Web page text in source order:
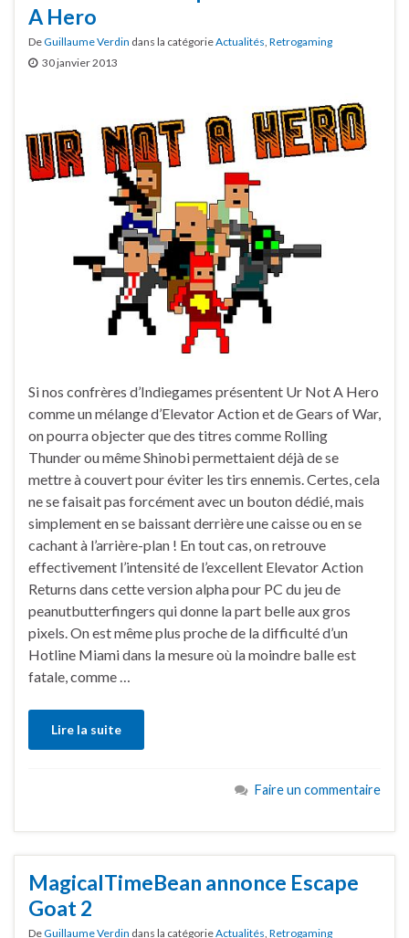
A Hero
DeGuillaume Verdin dans la catégorieActualités, Retrogaming
30 janvier 2013
Si nos confrères d’Indiegames présentent Ur Not A Hero
comme un mélange d’Elevator Action et de Gears of War,
on pourra objecter que des titres comme Rolling
Thunder ou même Shinobi permettaient déjà de se
mettre à couvert pour éviter les tirs ennemis. Certes, cela
ne se faisait pas forcément avec un bouton dédié, mais
simplement en se baissant derrière une caisse ou en se
cachant à l’arrière-plan ! En tout cas, on retrouve
effectivement l’intensité de l’excellent Elevator Action
Returns dans cette version alpha pour PC du jeu de
peanutbutterfingers qui donne la part belle aux gros
pixels. On est même plus proche de la difficulté d’un
Hotline Miami dans la mesure où la moindre balle est
fatale, comme …
Lire la suite
Faire un commentaire
MagicalTimeBean annonce Escape
Goat 2
DeGuillaume Verdin dans la catégorieActualités Retrogaming